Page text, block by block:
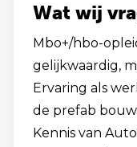
Wat wij
Mbo+/hbo-
gelijkwaardig,
Ervaring als
de prefab
Kennis van